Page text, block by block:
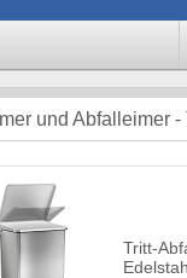
und Abfalleimer
Tritt-